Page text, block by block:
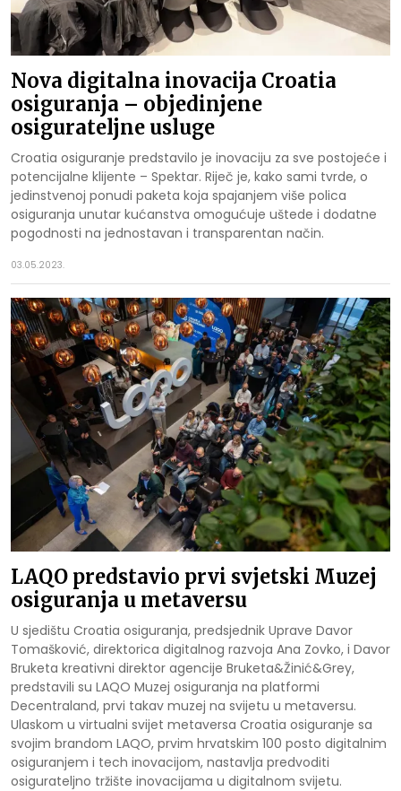
Nova digitalna inovacija Croatia
osiguranja – objedinjene
osigurateljne usluge
Croatia osiguranje predstavilo je inovaciju za sve postojeće i
potencijalne klijente – Spektar. Riječ je, kako sami tvrde, o
jedinstvenoj ponudi paketa koja spajanjem više polica
osiguranja unutar kućanstva omogućuje uštede i dodatne
pogodnosti na jednostavan i transparentan način.
03.05.2023.
LAQO predstavio prvi svjetski Muzej
osiguranja u metaversu
U sjedištu Croatia osiguranja, predsjednik Uprave Davor
Tomašković, direktorica digitalnog razvoja Ana Zovko, i Davor
Bruketa kreativni direktor agencije Bruketa&Žinić&Grey,
predstavili su LAQO Muzej osiguranja na platformi
Decentraland, prvi takav muzej na svijetu u metaversu.
Ulaskom u virtualni svijet metaversa Croatia osiguranje sa
svojim brandom LAQO, prvim hrvatskim 100 posto digitalnim
osiguranjem i tech inovacijom, nastavlja predvoditi
osigurateljno tržište inovacijama u digitalnom svijetu.